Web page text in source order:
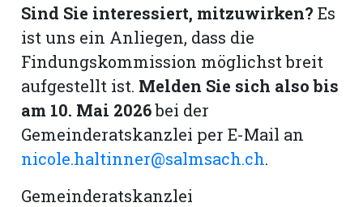
Sind Sie interessiert, mitzuwirken? Es
ist uns ein Anliegen, dass die
Findungskommission möglichst breit
aufgestellt ist. Melden Sie sich also bis
am 10. Mai 2026bei der
Gemeinderatskanzlei per E-Mail an
nicole.haltinner@salmsach.ch.
Gemeinderatskanzlei